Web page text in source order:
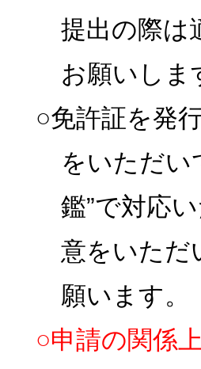
提出の際は
お願いしま
○免許証を発
をいただい
鑑”で対応
意をいただ
願います。
○申請の関係